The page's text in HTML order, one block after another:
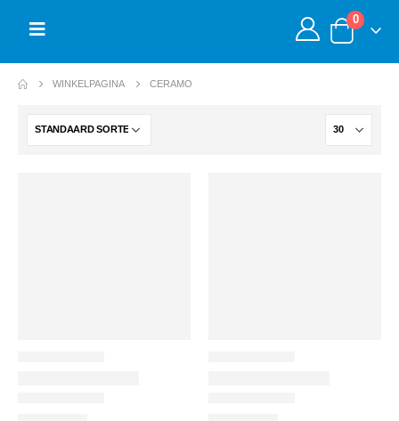
0
WINKELPAGINA CERAMO